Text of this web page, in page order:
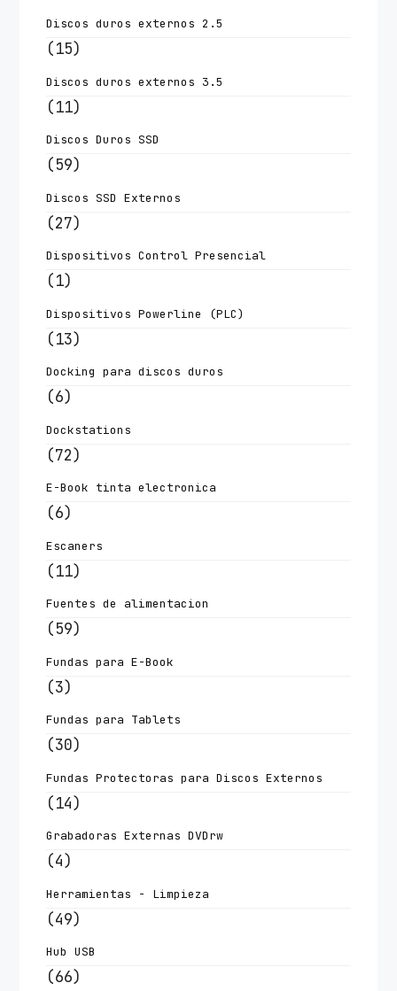
Discos duros externos 2.5
(15)
Discos duros externos 3.5
(11)
Discos Duros SSD
(59)
Discos SSD Externos
(27)
Dispositivos Control Presencial
(1)
Dispositivos Powerline (PLC)
(13)
Docking para discos duros
(6)
Dockstations
(72)
E-Book tinta electronica
(6)
Escaners
(11)
Fuentes de alimentacion
(59)
Fundas para E-Book
(3)
Fundas para Tablets
(30)
Fundas Protectoras para Discos Externos
(14)
Grabadoras Externas DVDrw
(4)
Herramientas - Limpieza
(49)
Hub USB
(66)